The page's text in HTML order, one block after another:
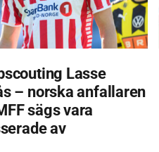
Lasse
– norska anfallaren
sägs vara
av